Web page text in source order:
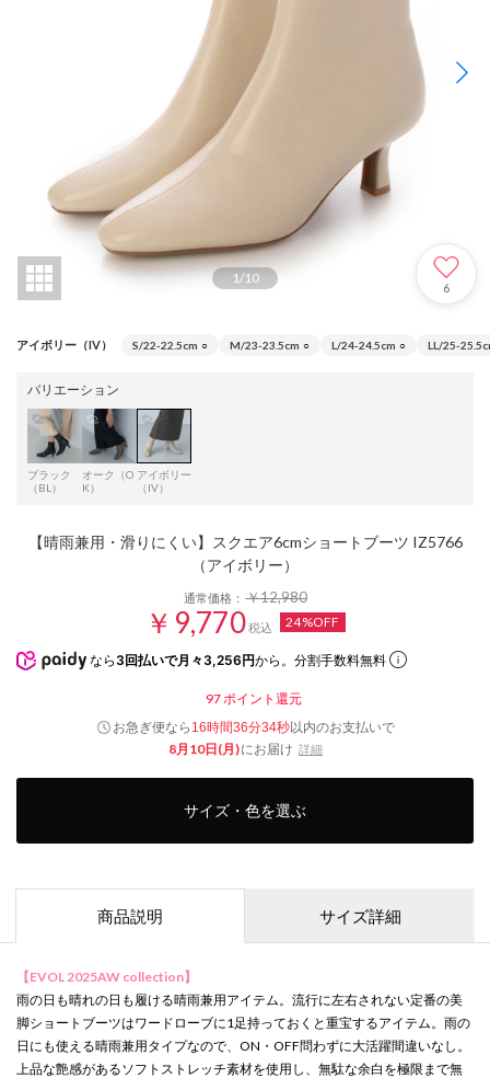
1/10
6
アイボリー（IV） S/22-22.5cm ○ M/23-23.5cm ○ L/24-24.5cm ○ LL/25-
バリエーション
ブラック
（BL）
オーク（O
K）
アイボリー
（IV）
【晴雨兼用・滑りにくい】スクエア6cmショートブーツ IZ5766
（アイボリー）
通常価格：￥12,980
￥9,770税込 24%OFF
なら 3回払いで月々3,256円から。分割手数料無料
97ポイント還元
お急ぎ便なら 16時間36分33秒以内のお支払いで
8月10日(月)にお届け 詳細
サイズ・色を選ぶ
商品説明 サイズ詳細
【EVOL 2025AW collection】
雨の日も晴れの日も履ける晴雨兼用アイテム。流行に左右されない定番の美
脚ショートブーツはワードローブに1足持っておくと重宝するアイテム。雨の
日にも使える晴雨兼用タイプなので、ON・OFF問わずに大活躍間違いなし。
上品な艶感があるソフトストレッチ素材を使用し、無駄な余白を極限まで無